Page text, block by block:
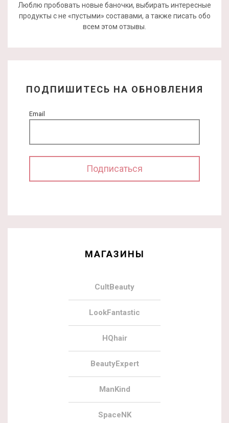
Люблю пробовать новые баночки, выбирать интересные
продукты с не «пустыми» составами, а также писать обо
всем этом отзывы.
ПОДПИШИТЕСЬ НА ОБНОВЛЕНИЯ
Email
МАГАЗИНЫ
CultBeauty
LookFantastic
HQhair
BeautyExpert
ManKind
SpaceNK